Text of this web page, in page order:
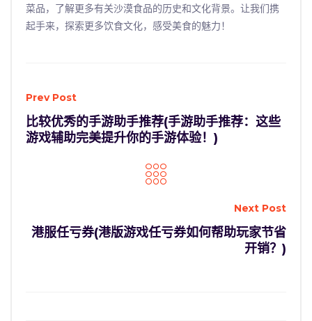
菜品，了解更多有关沙漠食品的历史和文化背景。让我们携
起手来，探索更多饮食文化，感受美食的魅力！
Prev Post
比较优秀的手游助手推荐(手游助手推荐：这些
游戏辅助完美提升你的手游体验！)
Next Post
港服任亏券(港版游戏任亏券如何帮助玩家节省
开销？)